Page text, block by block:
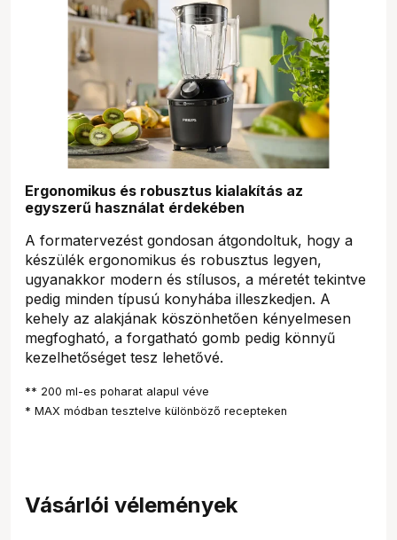
Ergonomikus és robusztus kialakítás az
egyszerű használat érdekében
A formatervezést gondosan átgondoltuk, hogy a
készülék ergonomikus és robusztus legyen,
ugyanakkor modern és stílusos, a méretét tekintve
pedig minden típusú konyhába illeszkedjen. A
kehely az alakjának köszönhetően kényelmesen
megfogható, a forgatható gomb pedig könnyű
kezelhetőséget tesz lehetővé.
** 200 ml-es poharat alapul véve
* MAX módban tesztelve különböző recepteken
Vásárlói vélemények